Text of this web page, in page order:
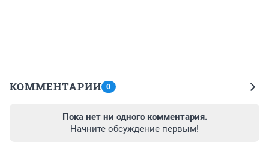
КОММЕНТАРИИ 0
Пока нет ни одного комментария.
Начните обсуждение первым!